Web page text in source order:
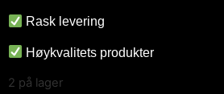
Rask levering
Høykvalitets produkter
2 på lager